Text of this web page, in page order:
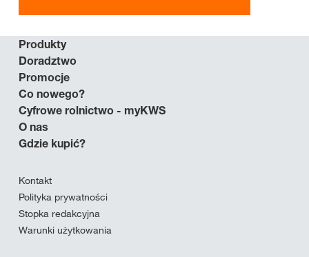
Produkty
Doradztwo
Promocje
Co nowego?
Cyfrowe rolnictwo - myKWS
O nas
Gdzie kupić?
Kontakt
Polityka prywatności
Stopka redakcyjna
Warunki użytkowania